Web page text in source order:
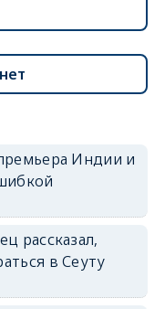
Индии и
рассказал,
в Сеуту